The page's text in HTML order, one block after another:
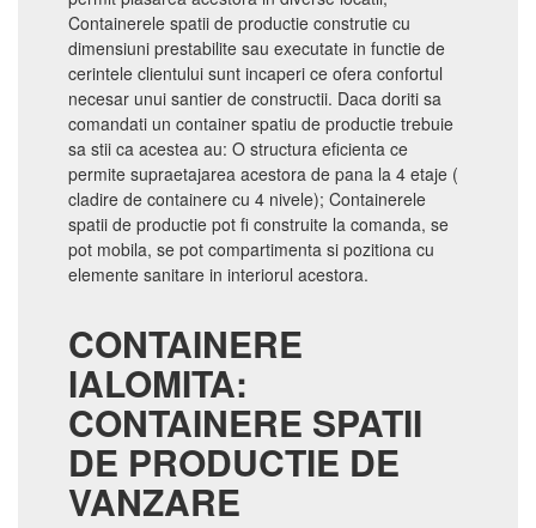
Containerele spatii de productie construtie cu
dimensiuni prestabilite sau executate in functie de
cerintele clientului sunt incaperi ce ofera confortul
necesar unui santier de constructii. Daca doriti sa
comandati un container spatiu de productie trebuie
sa stii ca acestea au: O structura eficienta ce
permite supraetajarea acestora de pana la 4 etaje (
cladire de containere cu 4 nivele); Containerele
spatii de productie pot fi construite la comanda, se
pot mobila, se pot compartimenta si pozitiona cu
elemente sanitare in interiorul acestora.
CONTAINERE
IALOMITA:
CONTAINERE SPATII
DE PRODUCTIE DE
VANZARE